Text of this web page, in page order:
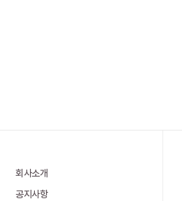
회사소개
공지사항